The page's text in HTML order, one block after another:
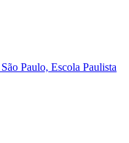
Paulo, Escola Paulista